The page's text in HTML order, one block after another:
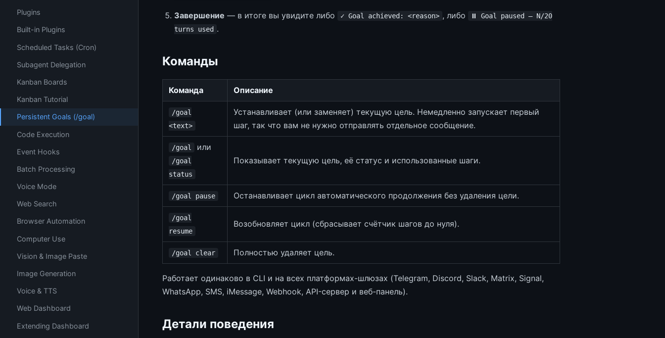
Plugins
Built-in Plugins
Scheduled Tasks (Cron)
Subagent Delegation
Kanban Boards
Kanban Tutorial
Persistent Goals (/goal)
Code Execution
Event Hooks
Batch Processing
Voice Mode
Web Search
Browser Automation
Computer Use
Vision & Image Paste
Image Generation
Voice & TTS
Web Dashboard
Extending Dashboard
Завершение — в итоге вы увидите либо ✓ Goal achieved: <reason> , либо
⏸ Goal paused — N/20
turns used .
Команды
Команда Описание
/goal
<text>
Устанавливает (или заменяет) текущую цель. Немедленно запускает первый
шаг, так что вам не нужно отправлять отдельное сообщение.
/goal или
/goal
status
Показывает текущую цель, её статус и использованные шаги.
/goal pause Останавливает цикл автоматического продолжения без удаления цели.
/goal
resume
Возобновляет цикл (сбрасывает счётчик шагов до нуля).
/goal clear Полностью удаляет цель.
Работает одинаково в CLI и на всех платформах-шлюзах (Telegram, Discord, Slack, Matrix, Signal,
WhatsApp, SMS, iMessage, Webhook, API-сервер и веб-панель).
Детали поведения